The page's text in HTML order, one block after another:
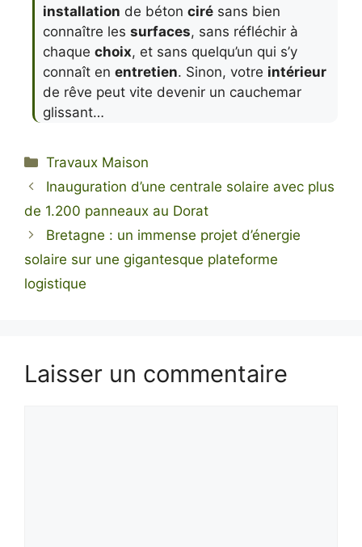
installation de béton ciré sans bien
connaître les surfaces, sans réfléchir à
chaque choix, et sans quelqu’un qui s’y
connaît en entretien. Sinon, votre intérieur
de rêve peut vite devenir un cauchemar
glissant…
Catégories
Travaux Maison
Inauguration d’une centrale solaire avec plus
de 1.200 panneaux au Dorat
Bretagne : un immense projet d’énergie
solaire sur une gigantesque plateforme
logistique
Laisser un commentaire